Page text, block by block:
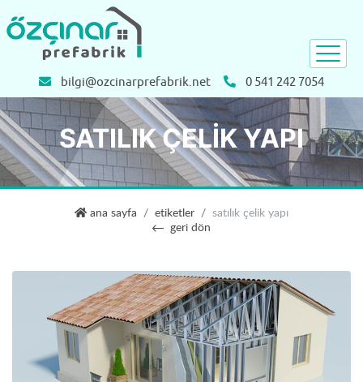
bilgi@ozcinarprefabrik.net 0 541 242 7054
SATILIK ÇELIK YAPI
ana sayfa özçınar prefabrik
etiketler
satılık çelik yapı
geri dön